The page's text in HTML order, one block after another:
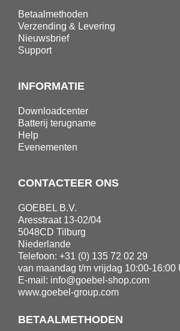
Betaalmethoden
Verzending & Levering
Nieuwsbrief
Support
INFORMATIE
Downloadcenter
Batterij terugname
Help
Evenementen
CONTACTEER ONS
GOEBEL B.V.
Aresstraat 13-02/04
5048CD Tilburg
Niederlande
Telefoon: +31 (0) 135 72 02 29
van maandag t/m vrijdag 10:00-16:00
E-mail: info@goebel-shop.com
www.goebel-group.com
BETAALMETHODEN